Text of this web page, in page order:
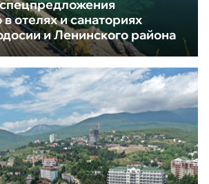
отелях и санаториях
и Ленинского района